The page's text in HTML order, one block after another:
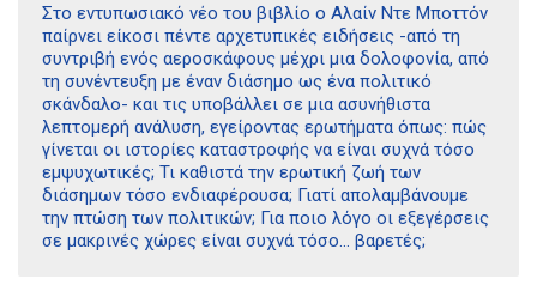
Στο εντυπωσιακό νέο του βιβλίο ο Αλαίν Ντε Μποττόν
παίρνει είκοσι πέντε αρχετυπικές ειδήσεις -από τη
συντριβή ενός αεροσκάφους µέχρι µια δολοφονία, από
τη συνέντευξη µε έναν διάσηµο ως ένα πολιτικό
σκάνδαλο- και τις υποβάλλει σε µια ασυνήθιστα
λεπτοµερή ανάλυση, εγείροντας ερωτήµατα όπως: πώς
γίνεται οι ιστορίες καταστροφής να είναι συχνά τόσο
εµψυχωτικές; Τι καθιστά την ερωτική ζωή των
διάσηµων τόσο ενδιαφέρουσα; Γιατί απολαµβάνουµε
την πτώση των πολιτικών; Για ποιο λόγο οι εξεγέρσεις
σε µακρινές χώρες είναι συχνά τόσο… βαρετές;